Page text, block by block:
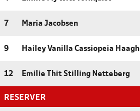
7 Maria Jacobsen
9 Hailey Vanilla Cassiopeia Haagh
12 Emilie Thit Stilling Netteberg
RESERVER